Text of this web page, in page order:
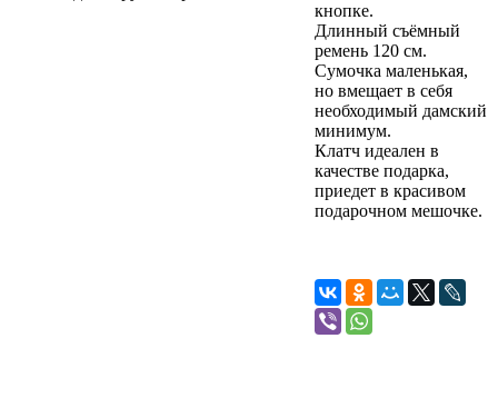
кнопке.
Длинный съёмный
ремень 120 см.
Сумочка маленькая,
но вмещает в себя
необходимый дамский
минимум.
Клатч идеален в
качестве подарка,
приедет в красивом
подарочном мешочке.